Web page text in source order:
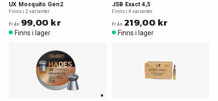
UX Mosquito Gen2
Finns i 2 varianter
Från 99,00 kr
Finns i lager
JSB Exact 4,5
Finns i 4 varianter
Från 219,00 kr
Finns i lager